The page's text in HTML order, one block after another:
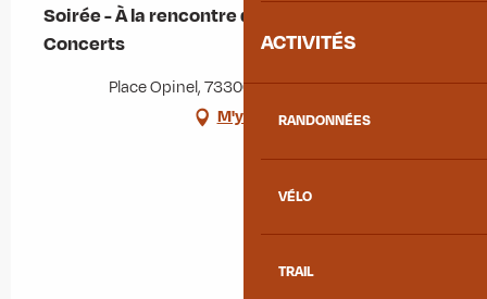
ACTIVITÉS
RANDONNÉES
VÉLO
TRAIL
Soirée - À la rencontre des vignerons libres et
Concerts
Place Opinel, 73300 Albiez-Montrond
M'y rendre